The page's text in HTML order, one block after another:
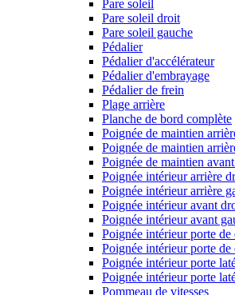
Pare soleil
Pare soleil droit
Pare soleil gauche
Pédalier
Pédalier d'accélérateur
Pédalier d'embrayage
Pédalier de frein
Plage arrière
Planche de bord complète
Poignée de maintien
Poignée de maintien
Poignée de maintien
Poignée intérieur arrière
Poignée intérieur arrière
Poignée intérieur avant
Poignée intérieur avant
Poignée intérieur porte
Poignée intérieur porte
Poignée intérieur porte
Poignée intérieur porte
Pommeau de vitesses